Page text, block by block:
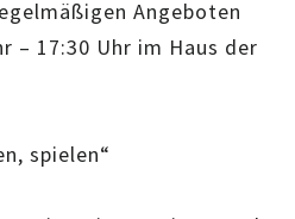
CLASSIC
Angeboten
– 17:30 Uhr im Haus der
spielen“